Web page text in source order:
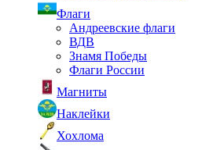
Флаги
Андреевские флаги
ВДВ
Знамя Победы
Флаги России
Магниты
Наклейки
Хохлома